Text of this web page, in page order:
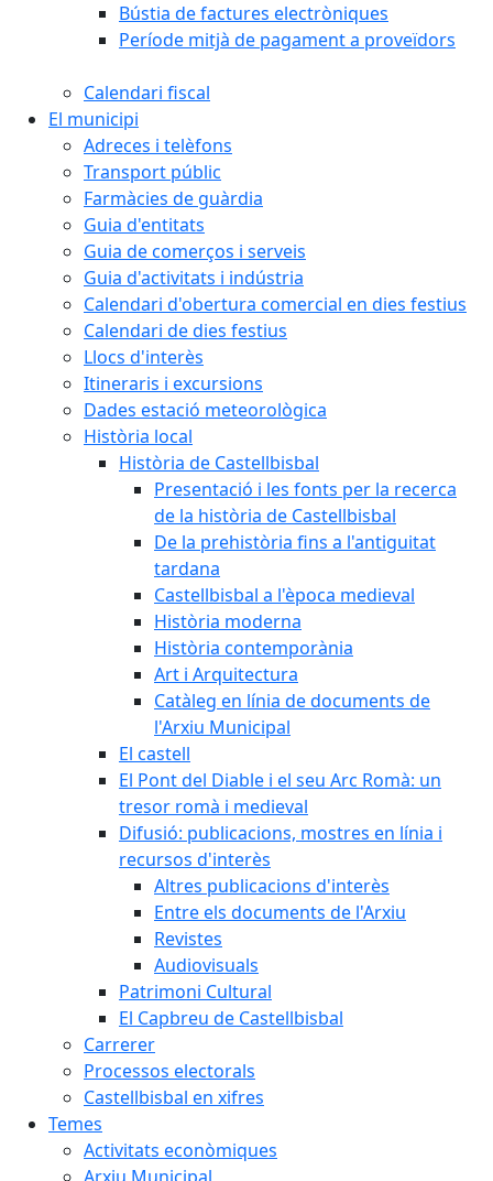
Bústia de factures electròniques
Període mitjà de pagament a proveïdors
Calendari fiscal
El municipi
Adreces i telèfons
Transport públic
Farmàcies de guàrdia
Guia d'entitats
Guia de comerços i serveis
Guia d'activitats i indústria
Calendari d'obertura comercial en dies festius
Calendari de dies festius
Llocs d'interès
Itineraris i excursions
Dades estació meteorològica
Història local
Història de Castellbisbal
Presentació i les fonts per la recerca
de la història de Castellbisbal
De la prehistòria fins a l'antiguitat
tardana
Castellbisbal a l'època medieval
Història moderna
Història contemporània
Art i Arquitectura
Catàleg en línia de documents de
l'Arxiu Municipal
El castell
El Pont del Diable i el seu Arc Romà: un
tresor romà i medieval
Difusió: publicacions, mostres en línia i
recursos d'interès
Altres publicacions d'interès
Entre els documents de l'Arxiu
Revistes
Audiovisuals
Patrimoni Cultural
El Capbreu de Castellbisbal
Carrerer
Processos electorals
Castellbisbal en xifres
Temes
Activitats econòmiques